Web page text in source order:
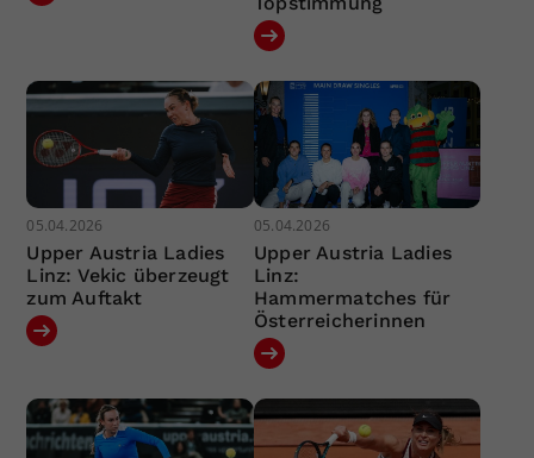
05.04.2026
Upper Austria Ladies
Linz: Vekic überzeugt
zum Auftakt
05.04.2026
Upper Austria Ladies
Linz:
Hammermatches für
Österreicherinnen